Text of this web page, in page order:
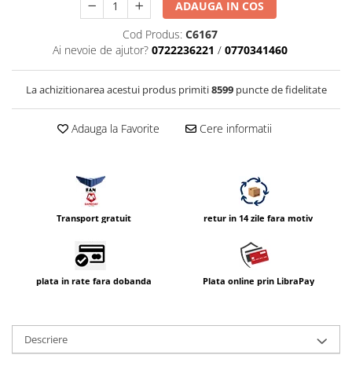
ADAUGA IN COS
Cod Produs: C6167
Ai nevoie de ajutor? 0722236221 / 0770341460
La achizitionarea acestui produs primiti8599puncte de fidelitate
Adauga la Favorite Cere informatii
Transport gratuit retur in 14 zile fara motiv
plata in rate fara dobanda Plata online prin LibraPay
Descriere